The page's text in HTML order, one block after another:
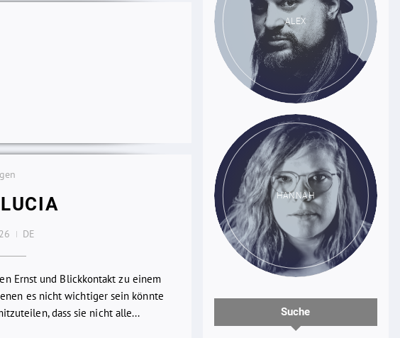
DE
Ernst und Blickkontakt zu einem
es nicht wichtiger sein könnte
dass sie nicht alle...
ALEX
HANNAH
Suche